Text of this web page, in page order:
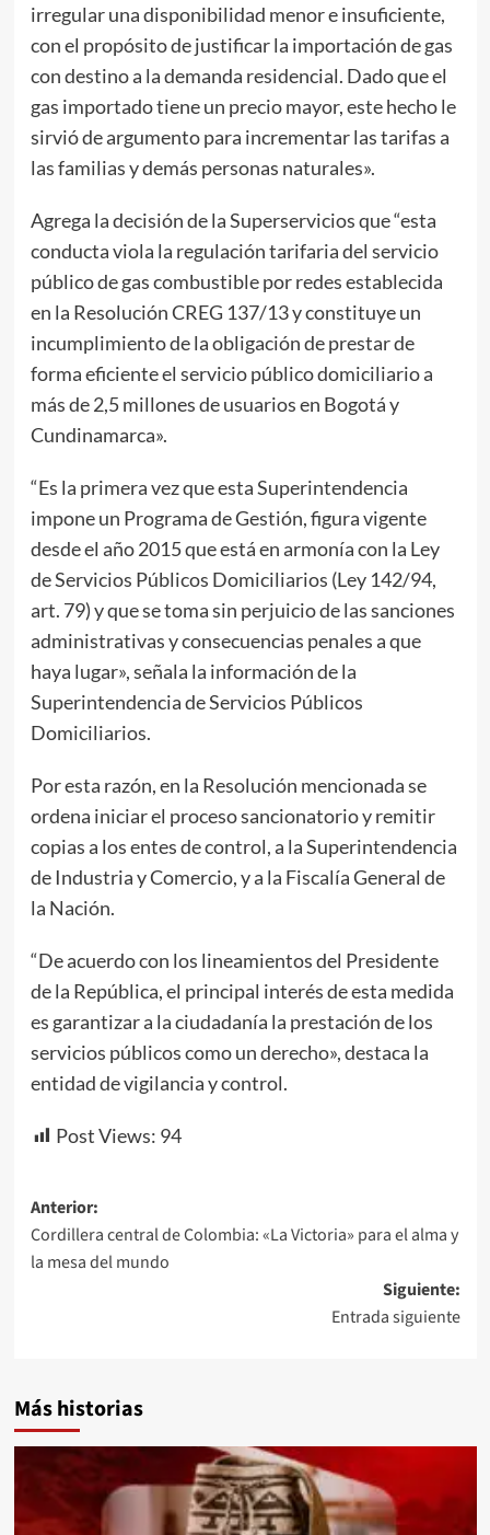
irregular una disponibilidad menor e insuficiente,
con el propósito de justificar la importación de gas
con destino a la demanda residencial. Dado que el
gas importado tiene un precio mayor, este hecho le
sirvió de argumento para incrementar las tarifas a
las familias y demás personas naturales».
Agrega la decisión de la Superservicios que “esta
conducta viola la regulación tarifaria del servicio
público de gas combustible por redes establecida
en la Resolución CREG 137/13 y constituye un
incumplimiento de la obligación de prestar de
forma eficiente el servicio público domiciliario a
más de 2,5 millones de usuarios en Bogotá y
Cundinamarca».
“Es la primera vez que esta Superintendencia
impone un Programa de Gestión, figura vigente
desde el año 2015 que está en armonía con la Ley
de Servicios Públicos Domiciliarios (Ley 142/94,
art. 79) y que se toma sin perjuicio de las sanciones
administrativas y consecuencias penales a que
haya lugar», señala la información de la
Superintendencia de Servicios Públicos
Domiciliarios.
Por esta razón, en la Resolución mencionada se
ordena iniciar el proceso sancionatorio y remitir
copias a los entes de control, a la Superintendencia
de Industria y Comercio, y a la Fiscalía General de
la Nación.
“De acuerdo con los lineamientos del Presidente
de la República, el principal interés de esta medida
es garantizar a la ciudadanía la prestación de los
servicios públicos como un derecho», destaca la
entidad de vigilancia y control.
Post Views: 94
Navegación
de
entradas
Anterior:
Cordillera central de Colombia: «La Victoria» para el alma y
la mesa del mundo
Siguiente:
Entrada siguiente
Más historias